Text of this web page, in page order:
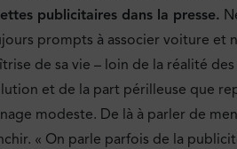
publicitaires dans la presse.
prompts à associer voiture et
de sa vie – loin de la réalité
et de la part périlleuse que
modeste. De là à parler de
« On parle parfois de la